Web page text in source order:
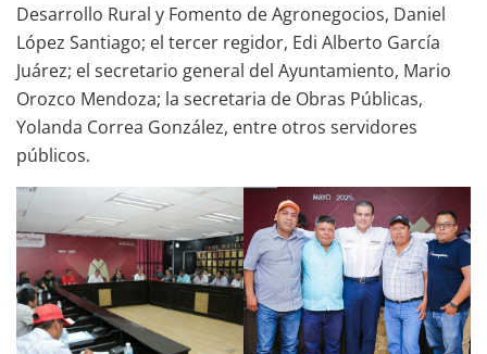
Desarrollo Rural y Fomento de Agronegocios, Daniel
López Santiago; el tercer regidor, Edi Alberto García
Juárez; el secretario general del Ayuntamiento, Mario
Orozco Mendoza; la secretaria de Obras Públicas,
Yolanda Correa González, entre otros servidores
públicos.